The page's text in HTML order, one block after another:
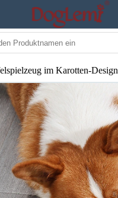
im Karotten-Design